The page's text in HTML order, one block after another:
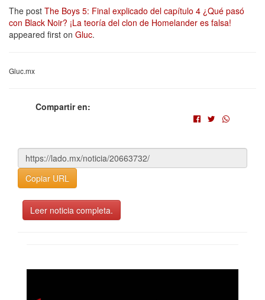
The post The Boys 5: Final explicado del capítulo 4 ¿Qué pasó
con Black Noir? ¡La teoría del clon de Homelander es falsa!
appeared first on Gluc.
Gluc.mx
Compartir en:
Copiar URL
Leer noticia completa.